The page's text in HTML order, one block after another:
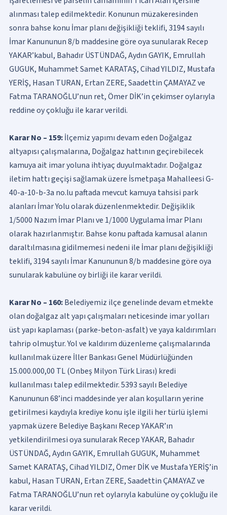
alınması talep edilmektedir. Konunun müzakeresinden
sonra bahse konu İmar planı değişikliği teklifi, 3194 sayılı
İmar Kanununun 8/b maddesine göre oya sunularak Recep
YAKAR’kabul, Bahadır ÜSTÜNDAĞ, Aydın GAYIK, Emrullah
GUGUK, Muhammet Samet KARATAŞ, Cihad YILDIZ, Mustafa
YERİŞ, Hasan TURAN, Ertan ZERE, Saadettin ÇAMAYAZ ve
Fatma TARANOĞLU’nun ret, Ömer DİK’in çekimser oylarıyla
reddine oy çokluğu ile karar verildi.
Karar No – 159:İlçemiz yapımı devam eden Doğalgaz
altyapısı çalışmalarına, Doğalgaz hattının geçirebilecek
kamuya ait imar yoluna ihtiyaç duyulmaktadır. Doğalgaz
iletim hattı geçişi sağlamak üzere İsmetpaşa Mahalleesi G-
40-a-10-b-3a no.lu paftada mevcut kamuya tahsisi park
alanları İmar Yolu olarak düzenlenmektedir. Değişiklik
1/5000 Nazım İmar Planı ve 1/1000 Uygulama İmar Planı
olarak hazırlanmıştır. Bahse konu paftada kamusal alanın
daraltılmasına gidilmemesi nedeni ile İmar planı değişikliği
teklifi, 3194 sayılı İmar Kanununun 8/b maddesine göre oya
sunularak kabulüne oy birliği ile karar verildi.
Karar No – 160:Belediyemiz ilçe genelinde devam etmekte
olan doğalgaz alt yapı çalışmaları neticesinde imar yolları
üst yapı kaplaması (parke-beton-asfalt) ve yaya kaldırımları
tahrip olmuştur. Yol ve kaldırım düzenleme çalışmalarında
kullanılmak üzere İller Bankası Genel Müdürlüğünden
15.000.000,00 TL (Onbeş Milyon Türk Lirası) kredi
kullanılması talep edilmektedir. 5393 sayılı Belediye
Kanununun 68’inci maddesinde yer alan koşulların yerine
getirilmesi kaydıyla krediye konu işle ilgili her türlü işlemi
yapmak üzere Belediye Başkanı Recep YAKAR’ın
yetkilendirilmesi oya sunularak Recep YAKAR, Bahadır
ÜSTÜNDAĞ, Aydın GAYIK, Emrullah GUGUK, Muhammet
Samet KARATAŞ, Cihad YILDIZ, Ömer DİK ve Mustafa YERİŞ’in
kabul, Hasan TURAN, Ertan ZERE, Saadettin ÇAMAYAZ ve
Fatma TARANOĞLU’nun ret oylarıyla kabulüne oy çokluğu ile
karar verildi.